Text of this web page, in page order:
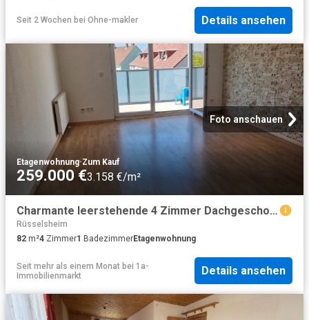
Seit 2 Wochen bei Ohne-makler Details ansehen
Foto anschauen
Etagenwohnung·Zum Kauf
259.000 €3.158 €/m²
Charmante leerstehende 4 Zimmer Dachgeschosswohnung Rüsselsheim
Rüsselsheim
82 m²4 Zimmer1 BadezimmerEtagenwohnung
Seit mehr als einem Monat bei 1a-
Immobilienmarkt
Details ansehen